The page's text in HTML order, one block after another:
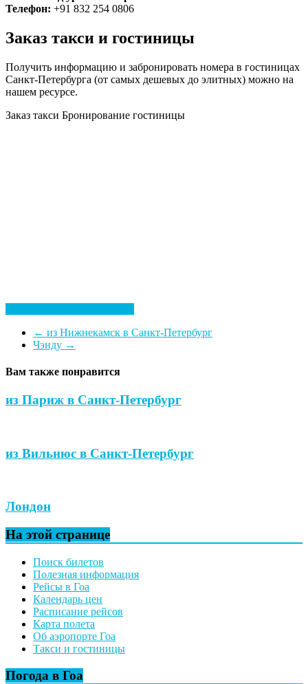
Телефон: +91 832 254 0806
Заказ такси и гостиницы
Получить информацию и забронировать номера в гостиницах
Санкт-Петербурга (от самых дешевых до элитных) можно на
нашем ресурсе.
Заказ такси Бронирование гостиницы
← из Нижнекамск в Санкт-Петербург
Чэнду →
Вам также понравится
из Париж в Санкт-Петербург
из Вильнюс в Санкт-Петербург
Лондон
На этой странице
Поиск билетов
Полезная информация
Рейсы в Гоа
Календарь цен
Расписание рейсов
Карта полета
Об аэропорте Гоа
Такси и гостиницы
Погода в Гоа